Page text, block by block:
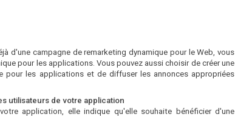
d'une campagne de remarketing dynamique pour le Web, vous
pour les applications. Vous pouvez aussi choisir de créer une
pour les applications et de diffuser les annonces appropriées
utilisateurs de votre application
application, elle indique qu'elle souhaite bénéficier d'une